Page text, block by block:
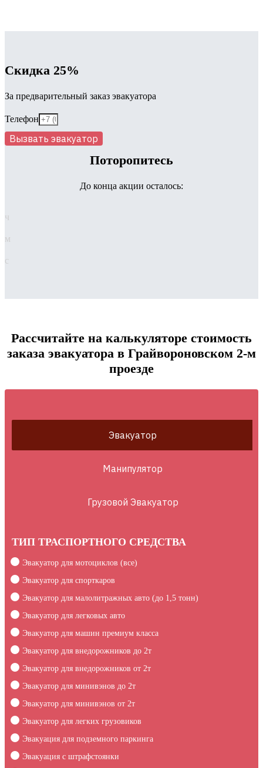
Скидка 25%
За предварительный заказ эвакуатора
Телефон
Вызвать эвакуатор
Поторопитесь
До конца акции осталось:
ч
м
с
Рассчитайте на калькуляторе стоимость
заказа эвакуатора в Грайвороновском 2-м
проезде
Эвакуатор
Манипулятор
Грузовой Эвакуатор
ТИП ТРАСПОРТНОГО СРЕДСТВА
Эвакуатор для мотоциклов (все)
Эвакуатор для спорткаров
Эвакуатор для малолитражных авто (до 1,5 тонн)
Эвакуатор для легковых авто
Эвакуатор для машин премиум класса
Эвакуатор для внедорожников до 2т
Эвакуатор для внедорожников от 2т
Эвакуатор для минивэнов до 2т
Эвакуатор для минивэнов от 2т
Эвакуатор для легких грузовиков
Эвакуация для подземного паркинга
Эвакуация c штрафстоянки